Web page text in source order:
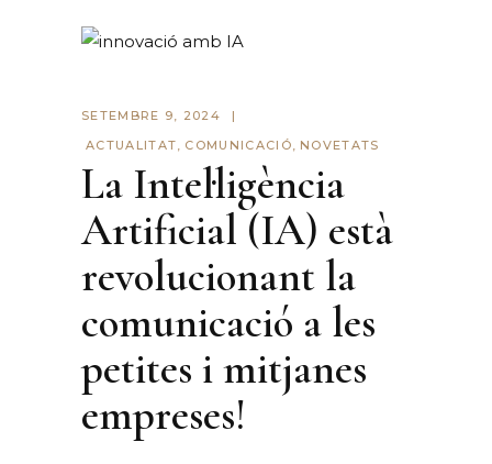
SETEMBRE 9, 2024
ACTUALITAT, COMUNICACIÓ, NOVETATS
La Intel·ligència
Artificial (IA) està
revolucionant la
comunicació a les
petites i mitjanes
empreses!